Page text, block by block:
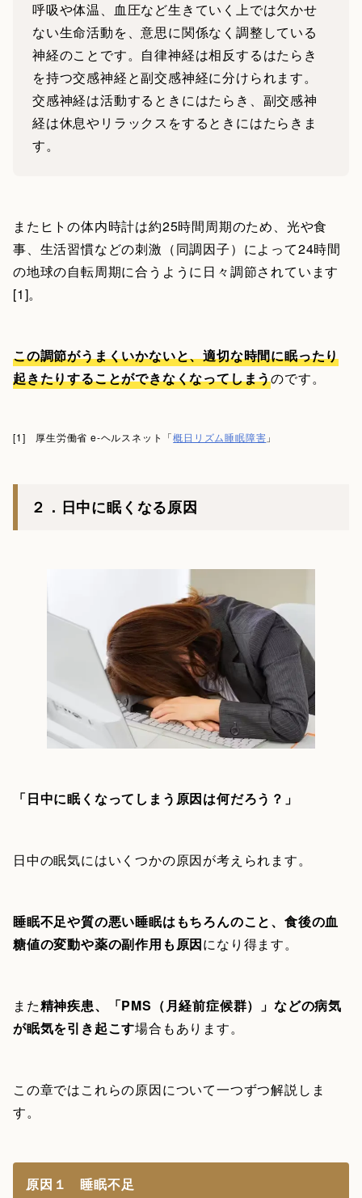
呼吸や体温、血圧など生きていく上では欠かせ
ない生命活動を、意思に関係なく調整している
神経のことです。自律神経は相反するはたらき
を持つ交感神経と副交感神経に分けられます。
交感神経は活動するときにはたらき、副交感神
経は休息やリラックスをするときにはたらきま
す。
またヒトの体内時計は約25時間周期のため、光や食
事、生活習慣などの刺激（同調因子）によって24時間
の地球の自転周期に合うように日々調節されています
[1]。
この調節がうまくいかないと、適切な時間に眠ったり
起きたりすることができなくなってしまうのです。
[1] 厚生労働省 e-ヘルスネット「概日リズム睡眠障害 」
２．日中に眠くなる原因
「日中に眠くなってしまう原因は何だろう？」
日中の眠気にはいくつかの原因が考えられます。
睡眠不足や質の悪い睡眠はもちろんのこと、食後の血
糖値の変動や薬の副作用も原因になり得ます。
また精神疾患、「PMS（月経前症候群）」などの病気
が眠気を引き起こす場合もあります。
この章ではこれらの原因について一つずつ解説しま
す。
原因１ 睡眠不足